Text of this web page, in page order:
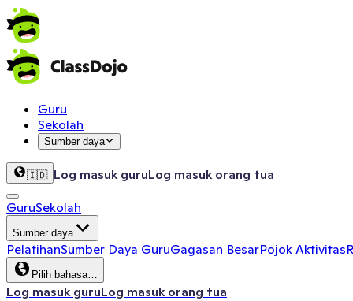
Guru
Sekolah
Sumber daya
🇮🇩 Log masuk guruLog masuk orang tua
GuruSekolah
Sumber daya
PelatihanSumber Daya GuruGagasan BesarPojok Aktivitas
Pilih bahasa…
Log masuk guruLog masuk orang tua